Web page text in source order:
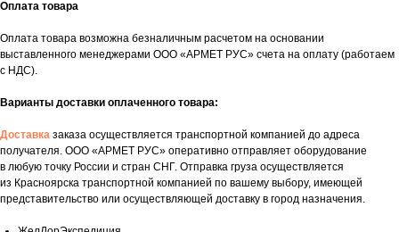
Оплата товара
Оплата товара возможна безналичным расчетом на основании
выставленного менеджерами ООО «АРМЕТ РУС» счета на оплату (работаем
с НДС).
Варианты доставки оплаченного товара:
Доставка заказа осуществляется транспортной компанией до адреса
получателя. ООО «АРМЕТ РУС» оперативно отправляет оборудование
в любую точку России и стран СНГ. Отправка груза осуществляется
из Красноярска транспортной компанией по вашему выбору, имеющей
представительство или осуществляющей доставку в город назначения.